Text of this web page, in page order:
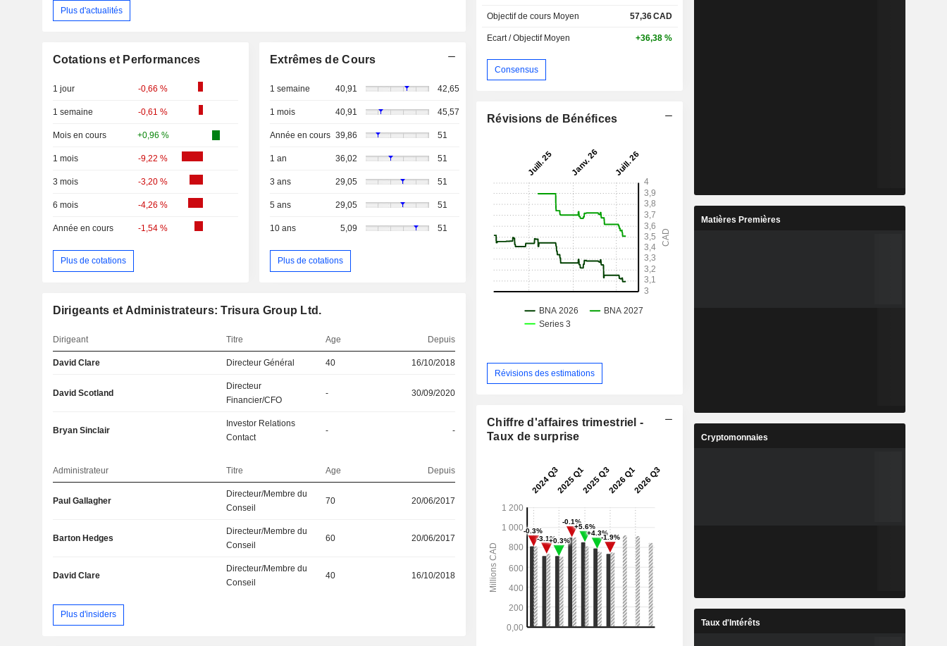
Plus d'actualités
Cotations et Performances
1 jour -0,66 %
1 semaine -0,61 %
Mois en cours +0,96 %
1 mois -9,22 %
3 mois -3,20 %
6 mois -4,26 %
Année en cours -1,54 %
Plus de cotations
Extrêmes de Cours
1 semaine 40,91 42,65
1 mois 40,91 45,57
Année en cours 39,86 51
1 an 36,02 51
3 ans 29,05 51
5 ans 29,05 51
10 ans 5,09 51
Plus de cotations
Dirigeants et Administrateurs: Trisura Group Ltd.
Dirigeant Titre Age Depuis
David Clare Directeur Général 40 16/10/2018
David Scotland
Directeur
Financier/CFO
- 30/09/2020
Bryan Sinclair
Investor Relations
Contact
- -
Administrateur Titre Age Depuis
Paul Gallagher
Directeur/Membre du
Conseil
70 20/06/2017
Barton Hedges
Directeur/Membre du
Conseil
60 20/06/2017
David Clare
Directeur/Membre du
Conseil
40 16/10/2018
Plus d'insiders
Objectif de cours Moyen 57,36CAD
Ecart / Objectif Moyen +36,38 %
Consensus
Révisions de Bénéfices
Révisions des estimations
Chiffre d'affaires trimestriel -
Taux de surprise
Matières Premières
Cryptomonnaies
Taux d'Intérêts